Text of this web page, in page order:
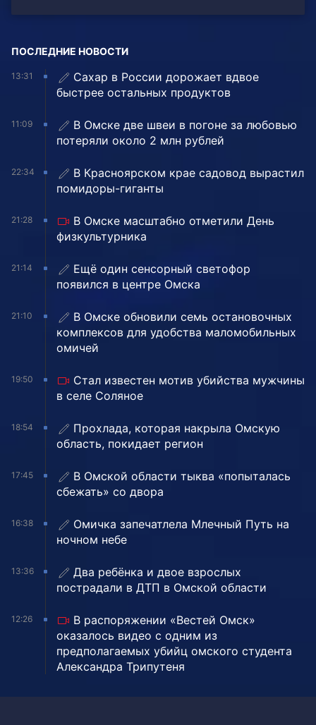
ПОСЛЕДНИЕ НОВОСТИ
13:31
Сахар в России дорожает вдвое
быстрее остальных продуктов
11:09
В Омске две швеи в погоне за любовью
потеряли около 2 млн рублей
22:34
В Красноярском крае садовод вырастил
помидоры-гиганты
21:28
В Омске масштабно отметили День
физкультурника
21:14
Ещё один сенсорный светофор
появился в центре Омска
21:10
В Омске обновили семь остановочных
комплексов для удобства маломобильных
омичей
19:50
Стал известен мотив убийства мужчины
в селе Соляное
18:54
Прохлада, которая накрыла Омскую
область, покидает регион
17:45
В Омской области тыква «попыталась
сбежать» со двора
16:38
Омичка запечатлела Млечный Путь на
ночном небе
13:36
Два ребёнка и двое взрослых
пострадали в ДТП в Омской области
12:26
В распоряжении «Вестей Омск»
оказалось видео с одним из
предполагаемых убийц омского студента
Александра Трипутеня